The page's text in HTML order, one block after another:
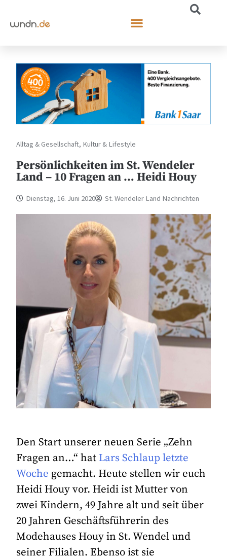
Alltag & Gesellschaft, Kultur & Lifestyle
Persönlichkeiten im St. Wendeler
Land – 10 Fragen an … Heidi Houy
Dienstag, 16. Juni 2020 St. Wendeler Land Nachrichten
Den Start unserer neuen Serie „Zehn
Fragen an…“ hat Lars Schlaup letzte
Woche gemacht. Heute stellen wir euch
Heidi Houy vor. Heidi ist Mutter von
zwei Kindern, 49 Jahre alt und seit über
20 Jahren Geschäftsführerin des
Modehauses Houy in St. Wendel und
seiner Filialen. Ebenso ist sie